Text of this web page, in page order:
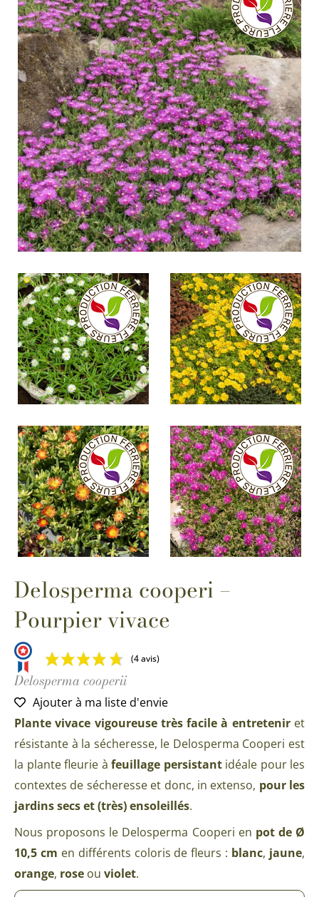
Delosperma cooperi –
Pourpier vivace
(4 avis)
Delosperma cooperii
Ajouter à ma liste d'envie
Plante vivace vigoureuse très facile à entreteniret
résistante à la sécheresse, le Delosperma Cooperi est
la plante fleurie à feuillage persistantidéale pour les
contextes de sécheresse et donc, in extenso, pour les
jardins secs et (très) ensoleillés.
Nous proposons le Delosperma Cooperi en pot de Ø
10,5 cm en différents coloris de fleurs : blanc, jaune,
orange, rose ou violet.